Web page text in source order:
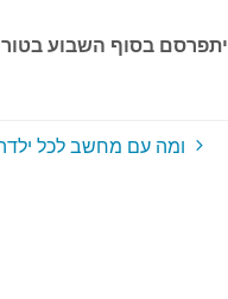
יתפרסם בסוף השבוע
ומה עם מחשב לכל